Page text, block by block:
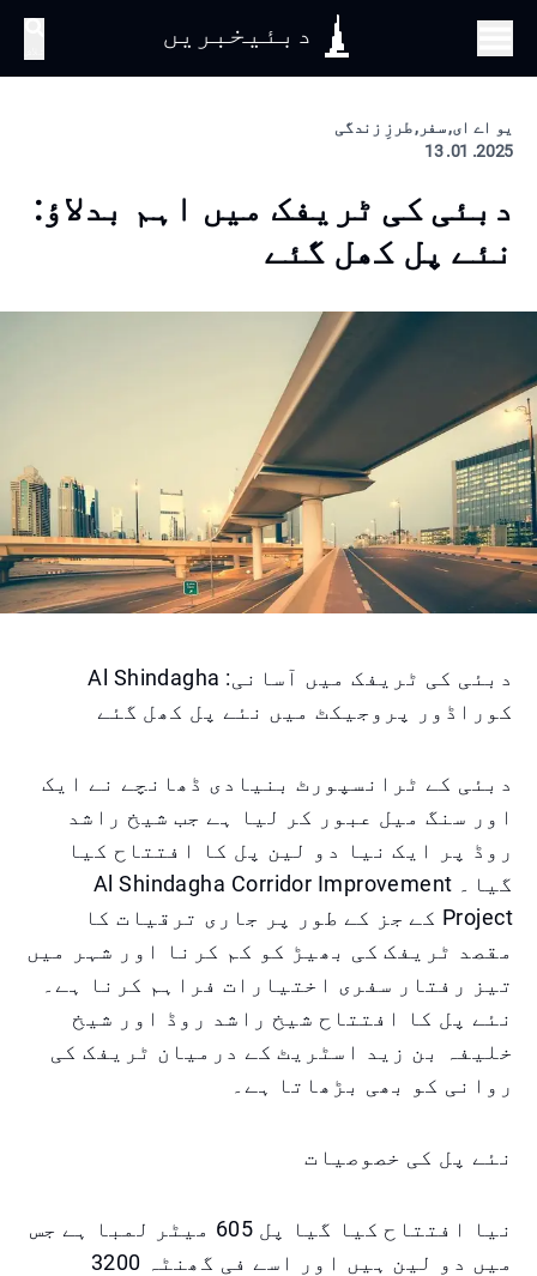
دبئیخبریں
یو اے ای, سفر, طرزِ زندگی
2025. 01. 13
دبئی کی ٹریفک میں اہم بدلاؤ:
نئے پل کھل گئے
دبئی کی ٹریفک میں آسانی: Al Shindagha
کوراڈور پروجیکٹ میں نئے پل کھل گئے
دبئی کے ٹرانسپورٹ بنیادی ڈھانچے نے ایک
اور سنگ میل عبور کر لیا ہے جب شیخ راشد
روڈ پر ایک نیا دو لین پل کا افتتاح کیا
گیا۔ Al Shindagha Corridor Improvement
Project کے جز کے طور پر جاری ترقیات کا
مقصد ٹریفک کی بھیڑ کو کم کرنا اور شہر میں
تیز رفتار سفری اختیارات فراہم کرنا ہے۔
نئے پل کا افتتاح شیخ راشد روڈ اور شیخ
خلیفہ بن زید اسٹریٹ کے درمیان ٹریفک کی
روانی کو بھی بڑھاتا ہے۔
نئے پل کی خصوصیات
نیا افتتاح کیا گیا پل 605 میٹر لمبا ہے جس
میں دو لین ہیں اور اسے فی گھنٹہ 3200